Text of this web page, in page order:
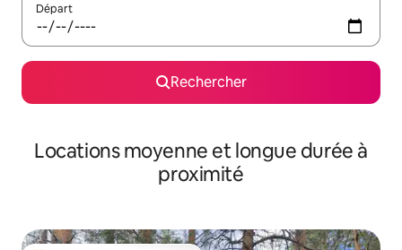
Départ
Rechercher
Locations moyenne et longue durée à
proximité